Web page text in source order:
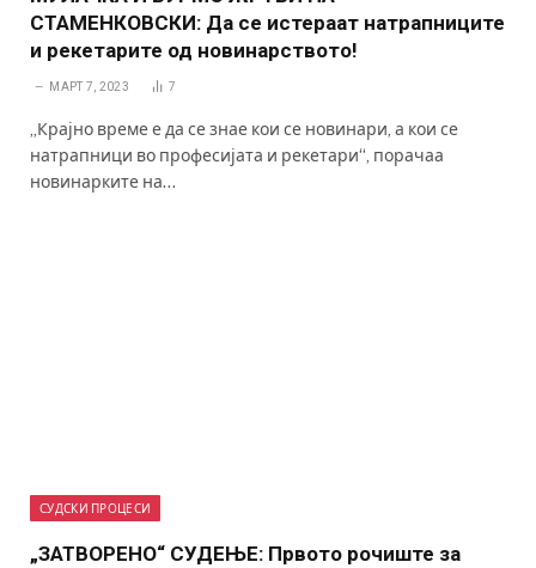
СТАМЕНКОВСКИ: Да се истераат натрапниците
и рекетарите од новинарството!
МАРТ 7, 2023 7
„Крајно време е да се знае кои се новинари, а кои се
натрапници во професијата и рекетари“, порачаа
новинарките на…
СУДСКИ ПРОЦЕСИ
„ЗАТВОРЕНО“ СУДЕЊЕ: Првото рочиште за